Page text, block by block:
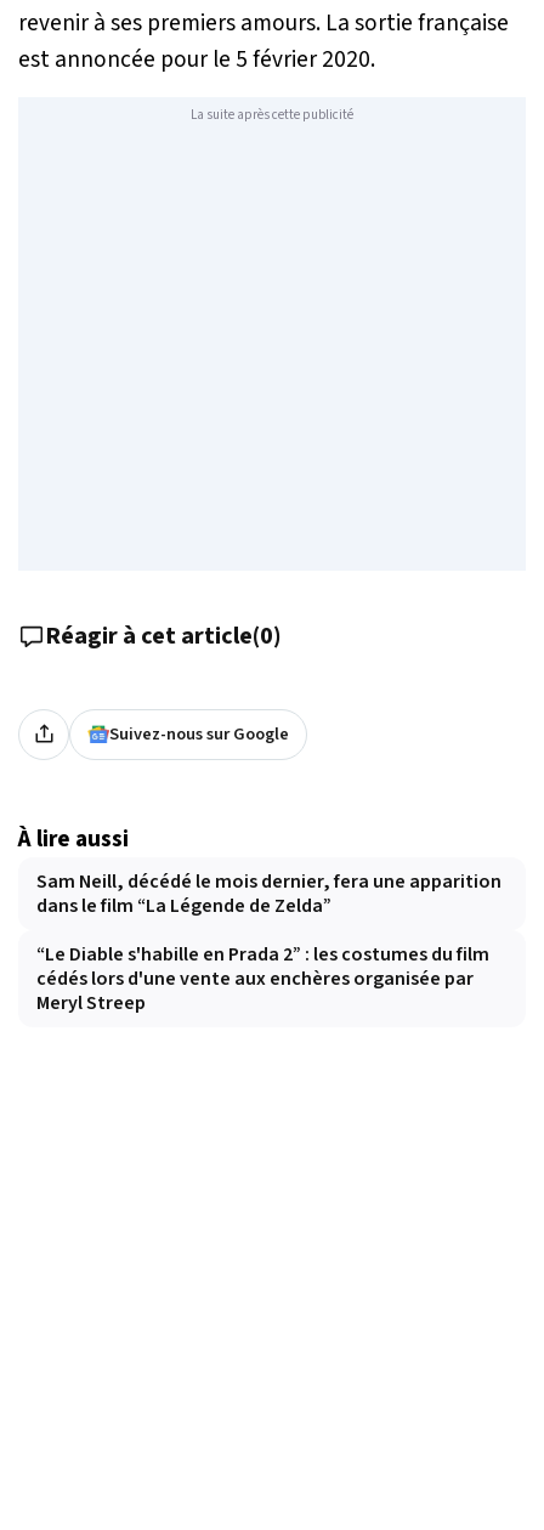
revenir à ses premiers amours. La sortie française
est annoncée pour le 5 février 2020.
La suite après cette publicité
Réagir à cet article(0)
Suivez-nous sur Google
À lire aussi
Sam Neill, décédé le mois dernier, fera une apparition
dans le film “La Légende de Zelda”
“Le Diable s'habille en Prada 2” : les costumes du film
cédés lors d'une vente aux enchères organisée par
Meryl Streep